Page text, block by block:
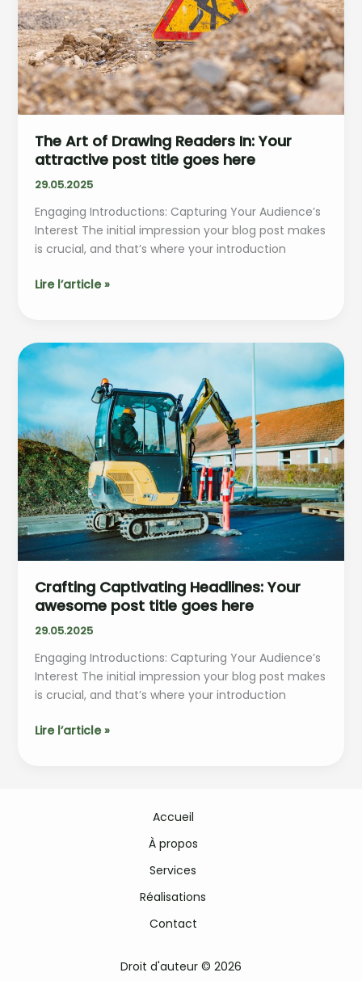
The Art of Drawing Readers In: Your
attractive post title goes here
29.05.2025
Engaging Introductions: Capturing Your Audience’s
Interest The initial impression your blog post makes
is crucial, and that’s where your introduction
The
Drawing
Readers
In:
Your
attractive
post
title
goes
here
Lire l’article »
Crafting Captivating Headlines: Your
awesome post title goes here
29.05.2025
Engaging Introductions: Capturing Your Audience’s
Interest The initial impression your blog post makes
is crucial, and that’s where your introduction
Crafting
Lire l’article »
Accueil
À propos
Services
Réalisations
Contact
Droit d'auteur © 2026